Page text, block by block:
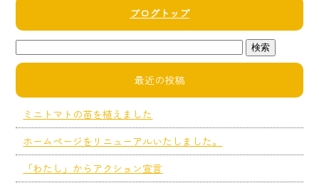
ブログトップ
最近の投稿
ミニトマトの苗を植えました
ホームページをリニューアルいたしました。
「わたし」からアクション宣言